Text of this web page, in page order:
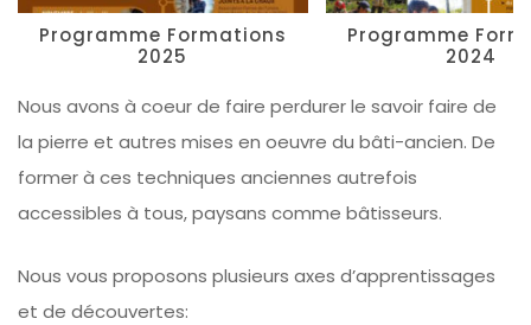
Programme Formations
2025
Programme
2024
Nous avons à coeur de faire perdurer le savoir faire de
la pierre et autres mises en oeuvre du bâti-ancien. De
former à ces techniques anciennes autrefois
accessibles à tous, paysans comme bâtisseurs.
Nous vous proposons plusieurs axes d’apprentissages
et de découvertes: